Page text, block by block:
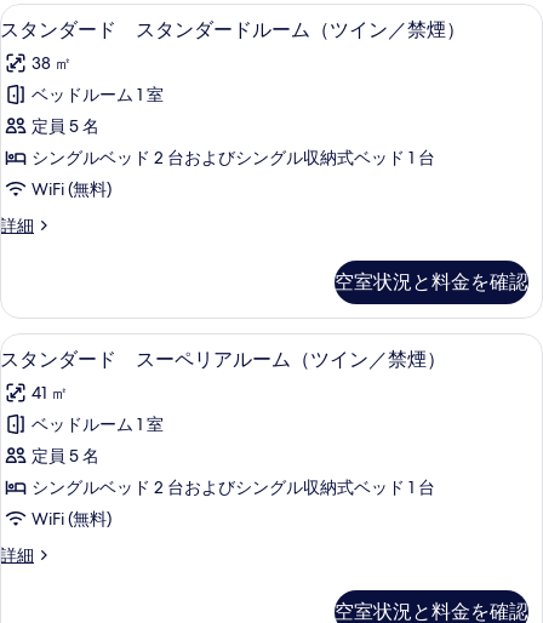
ス
タ
ン
ダ
ー
ド
ス
タ
ダ
ー
ド
ル
ー
ム
（ツ
イ
ン
セーフティボックス (室内)、遮光カ
5
スタンダード スタンダードルーム（ツイン／禁煙）
38 ㎡
ベッドルーム 1 室
定員 5 名
シングルベッド 2 台およびシングル収納式ベッド 1 台
WiFi (無料)
詳細
ス
ー
ド
ス
ン
ダ
ド
ル
ー
ム
（ツ
空室状況と料金を確認
ス
タ
ン
ダ
ー
ド
ス
ー
セーフティボックス (室内)、遮光カ
5
スタンダード スーペリアルーム（ツイン／禁煙）
41 ㎡
ベッドルーム 1 室
定員 5 名
シングルベッド 2 台およびシングル収納式ベッド 1 台
WiFi (無料)
詳細
ス
空室状況と料金を確認